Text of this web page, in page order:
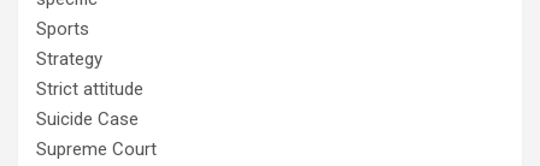
Sports
Strategy
Strict attitude
Suicide Case
Supreme Court